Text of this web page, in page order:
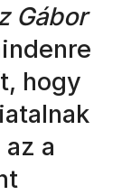
Gábor
hogy
a